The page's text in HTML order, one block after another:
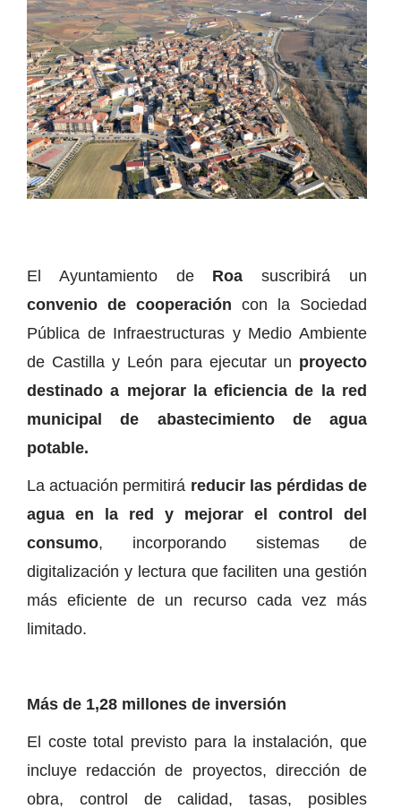
El Ayuntamiento de Roa suscribirá un
convenio de cooperación con la Sociedad
Pública de Infraestructuras y Medio Ambiente
de Castilla y León para ejecutar un proyecto
destinado a mejorar la eficiencia de la red
municipal de abastecimiento de agua
potable.
La actuación permitirá reducir las pérdidas de
agua en la red y mejorar el control del
consumo, incorporando sistemas de
digitalización y lectura que faciliten una gestión
más eficiente de un recurso cada vez más
limitado.
Más de 1,28 millones de inversión
El coste total previsto para la instalación, que
incluye redacción de proyectos, dirección de
obra, control de calidad, tasas, posibles